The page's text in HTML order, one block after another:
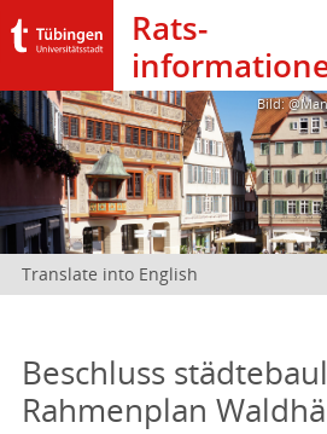
Rats­
Bild:
Translate into English
Beschluss
Rahmenplan